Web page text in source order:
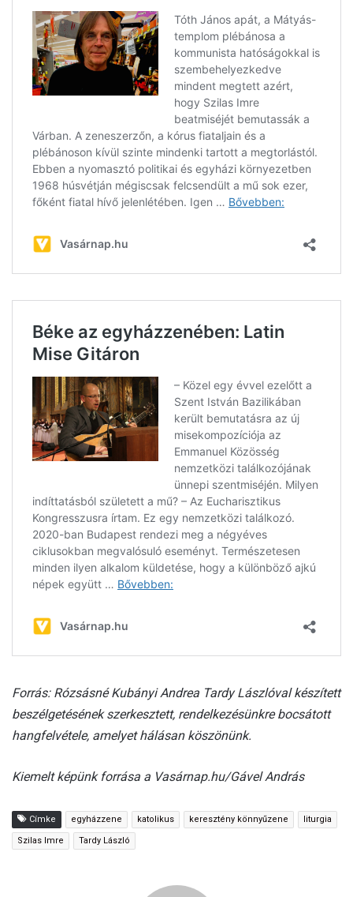
Forrás: Rózsásné Kubányi Andrea Tardy Lászlóval készített
beszélgetésének szerkesztett, rendelkezésünkre bocsátott
hangfelvétele, amelyet hálásan köszönünk.
Kiemelt képünk forrása a Vasárnap.hu/Gável András
Címke egyházzene katolikus keresztény könnyűzene liturgia
Szilas Imre Tardy László